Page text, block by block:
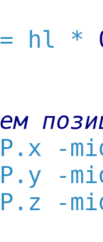
hl *
-
-
-